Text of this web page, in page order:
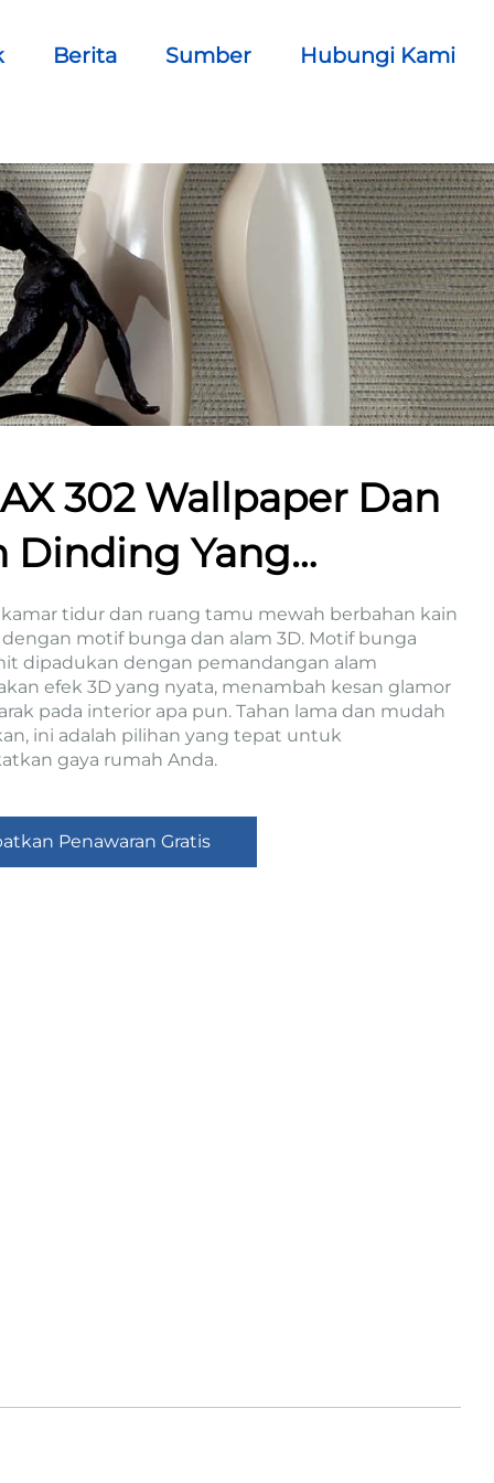
Berita Sumber Hubungi Kami
302 Wallpaper Dan
Dinding Yang
Dengan
Tangan Yang
Bunga Dan Burung
kamar tidur dan ruang tamu mewah berbahan kain
motif bunga dan alam 3D. Motif bunga
dipadukan dengan pemandangan alam
efek 3D yang nyata, menambah kesan glamor
pada interior apa pun. Tahan lama dan mudah
ini adalah pilihan yang tepat untuk
gaya rumah Anda.
Penawaran Gratis